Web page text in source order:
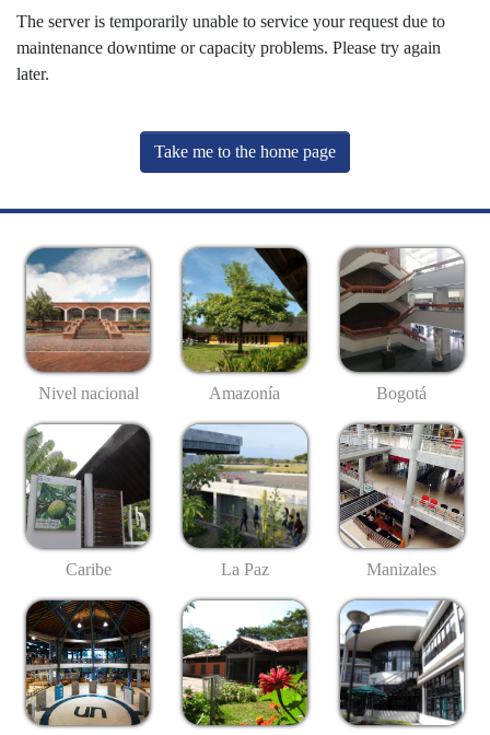
The server is temporarily unable to service your request due to
maintenance downtime or capacity problems. Please try again
later.
Take me to the home page
Nivel nacional Amazonía Bogotá
Caribe La Paz Manizales